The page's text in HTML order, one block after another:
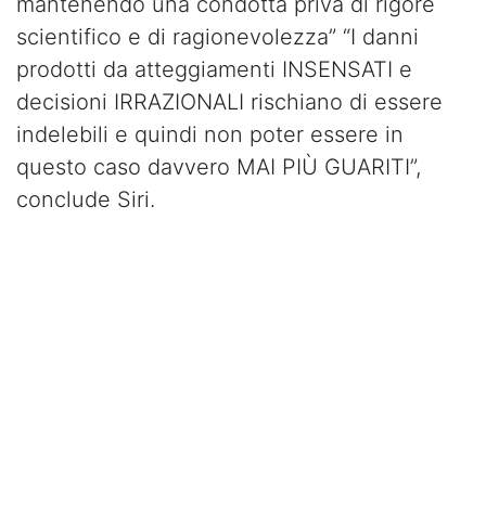
scientifico e di ragionevolezza” “I danni
prodotti da atteggiamenti INSENSATI e
decisioni IRRAZIONALI rischiano di essere
indelebili e quindi non poter essere in
questo caso davvero MAI PIÙ GUARITI”,
conclude Siri.